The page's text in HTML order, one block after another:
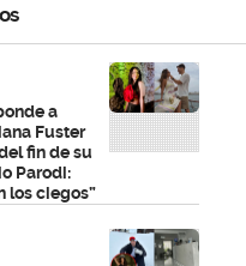
a
Fuster
fin de su
Parodi:
los ciegos”